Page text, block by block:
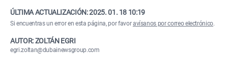
ÚLTIMA ACTUALIZACIÓN:2025. 01. 18 10:19
Si encuentras un error en esta página, por favoravísanos por correo electrónico.
AUTOR: ZOLTÁN EGRI
egri.zoltan@dubainewsgroup.com